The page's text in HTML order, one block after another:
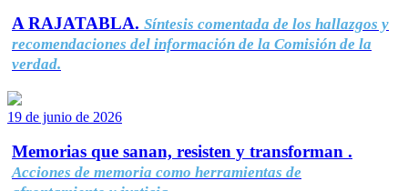
A RAJATABLA. Síntesis comentada de los hallazgos y
recomendaciones del información de la Comisión de la
verdad.
19 de junio de 2026
Memorias que sanan, resisten y transforman .
Acciones de memoria como herramientas de